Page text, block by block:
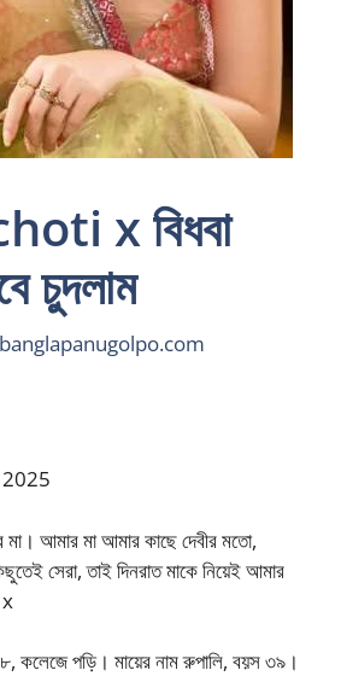
x বিধবা
চুদলাম
banglapanugolpo.com
মা। আমার মা আমার কাছে দেবীর মতো,
সেরা, তাই দিনরাত মাকে নিয়েই আমার
কলেজে পড়ি। মায়ের নাম রুপালি, বয়স ৩৯।